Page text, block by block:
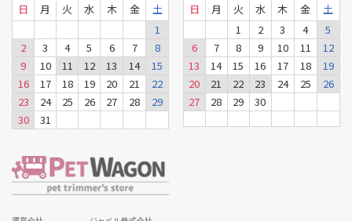
日 月 火 水 木 金
土
1
2
3 4 5 6 7
8
9
10 11 12 13 14
15
16
17 18 19 20 21
22
23
24 25 26 27 28
29
30
31
日 月 火 水 木 金
土
1
2 3 4
5
6
7 8 9 10 11
12
13
14 15 16 17 18
19
20
21 22 23 24 25
26
27
28 29 30